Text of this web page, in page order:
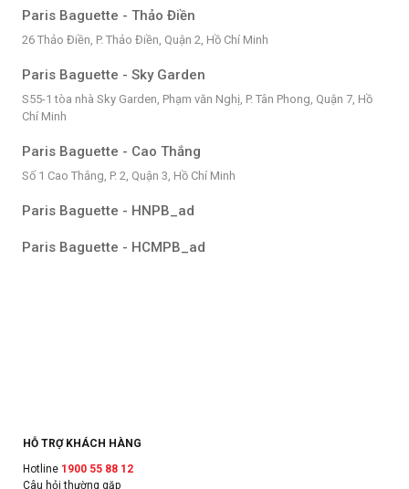
Paris Baguette - Thảo Điền
26 Thảo Điền, P. Thảo Điền, Quận 2, Hồ Chí Minh
Paris Baguette - Sky Garden
S55-1 tòa nhà Sky Garden, Phạm văn Nghị, P. Tân Phong, Quận 7, Hồ
Chí Minh
Paris Baguette - Cao Thắng
Số 1 Cao Thắng, P. 2, Quận 3, Hồ Chí Minh
Paris Baguette - HNPB_ad
Paris Baguette - HCMPB_ad
HỖ TRỢ KHÁCH HÀNG
Hotline 1900 55 88 12
Câu hỏi thường gặp